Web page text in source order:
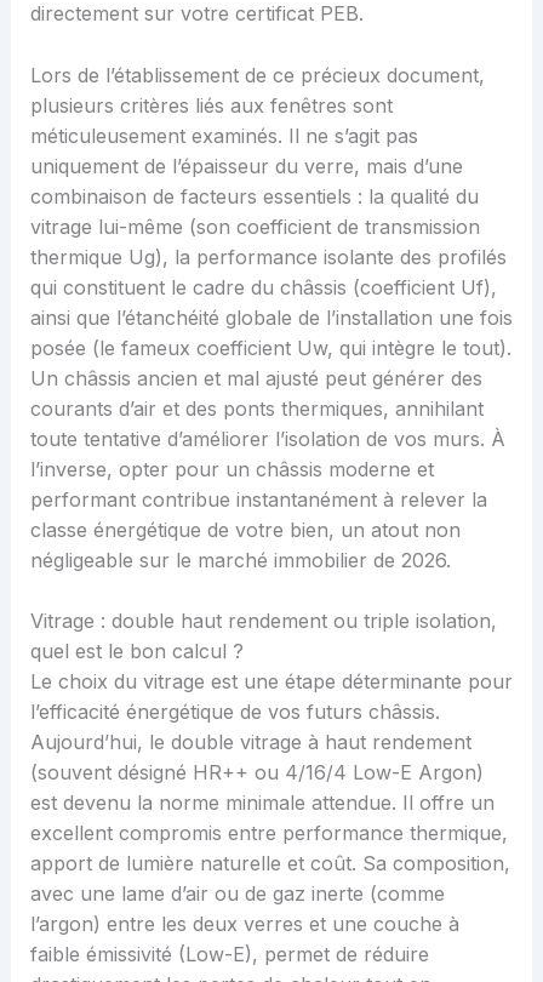
directement sur votre certificat PEB.
Lors de l’établissement de ce précieux document,
plusieurs critères liés aux fenêtres sont
méticuleusement examinés. Il ne s’agit pas
uniquement de l’épaisseur du verre, mais d’une
combinaison de facteurs essentiels : la qualité du
vitrage lui-même (son coefficient de transmission
thermique Ug), la performance isolante des profilés
qui constituent le cadre du châssis (coefficient Uf),
ainsi que l’étanchéité globale de l’installation une fois
posée (le fameux coefficient Uw, qui intègre le tout).
Un châssis ancien et mal ajusté peut générer des
courants d’air et des ponts thermiques, annihilant
toute tentative d’améliorer l’isolation de vos murs. À
l’inverse, opter pour un châssis moderne et
performant contribue instantanément à relever la
classe énergétique de votre bien, un atout non
négligeable sur le marché immobilier de 2026.
Vitrage : double haut rendement ou triple isolation,
quel est le bon calcul ?
Le choix du vitrage est une étape déterminante pour
l’efficacité énergétique de vos futurs châssis.
Aujourd’hui, le double vitrage à haut rendement
(souvent désigné HR++ ou 4/16/4 Low-E Argon)
est devenu la norme minimale attendue. Il offre un
excellent compromis entre performance thermique,
apport de lumière naturelle et coût. Sa composition,
avec une lame d’air ou de gaz inerte (comme
l’argon) entre les deux verres et une couche à
faible émissivité (Low-E), permet de réduire